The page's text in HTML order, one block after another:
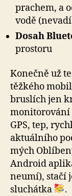
prachem, a
vodě
Dosah
prostoru
Konečně už
těžkého
bruslích jen
monitorování
GPS, tep,
aktuálního
mých
Android
neumí), stačí
sluchátka
.